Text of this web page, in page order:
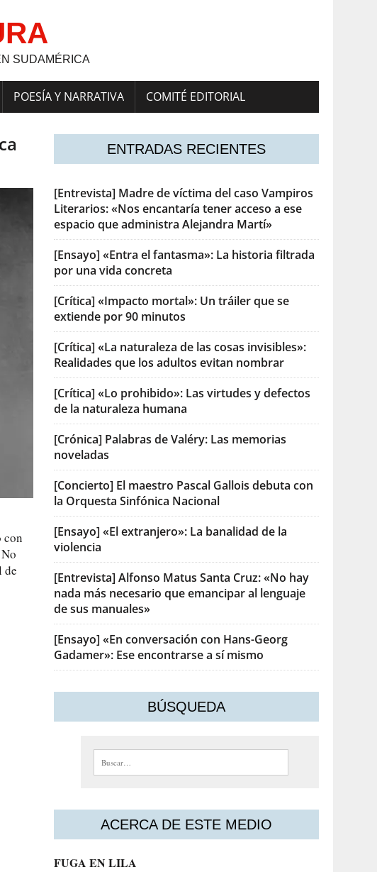
SUDAMÉRICA
POESÍA Y NARRATIVA COMITÉ EDITORIAL
con
de
ENTRADAS RECIENTES
[Entrevista] Madre de víctima del caso Vampiros
Literarios: «Nos encantaría tener acceso a ese
espacio que administra Alejandra Martí»
[Ensayo] «Entra el fantasma»: La historia filtrada
por una vida concreta
[Crítica] «Impacto mortal»: Un tráiler que se
extiende por 90 minutos
[Crítica] «La naturaleza de las cosas invisibles»:
Realidades que los adultos evitan nombrar
[Crítica] «Lo prohibido»: Las virtudes y defectos
de la naturaleza humana
[Crónica] Palabras de Valéry: Las memorias
noveladas
[Concierto] El maestro Pascal Gallois debuta con
la Orquesta Sinfónica Nacional
[Ensayo] «El extranjero»: La banalidad de la
violencia
[Entrevista] Alfonso Matus Santa Cruz: «No hay
nada más necesario que emancipar al lenguaje
de sus manuales»
[Ensayo] «En conversación con Hans-Georg
Gadamer»: Ese encontrarse a sí mismo
BÚSQUEDA
Buscar:
ACERCA DE ESTE MEDIO
FUGA EN LILA